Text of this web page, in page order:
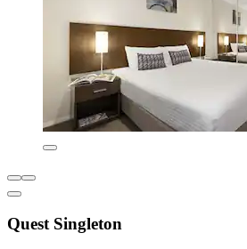
Quest Singleton